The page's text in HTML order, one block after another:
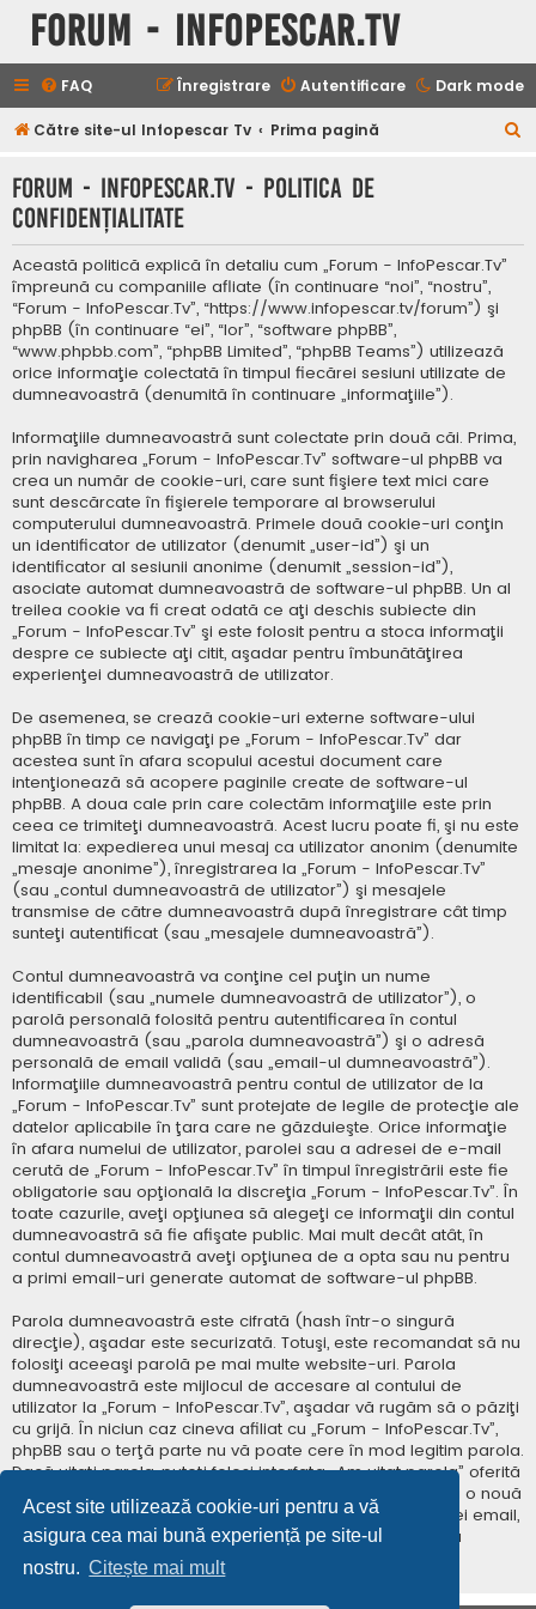
Acest site utilizează cookie-uri pentru a vă
asigura cea mai bună experiență pe site-ul
nostru. Citește mai mult
Forum - InfoPescar.Tv
Dark mode
FAQ Autentificare
Înregistrare
Către site-ul Infopescar Tv Prima pagină
Forum - InfoPescar.Tv - Politica de
confidenţialitate
Această politică explică în detaliu cum „Forum - InfoPescar.Tv”
împreună cu companiile afliate (în continuare “noi”, “nostru”,
“Forum - InfoPescar.Tv”, “https://www.infopescar.tv/forum”) şi
phpBB (în continuare “ei”, “lor”, “software phpBB”,
“www.phpbb.com”, “phpBB Limited”, “phpBB Teams”) utilizează
orice informaţie colectată în timpul fiecărei sesiuni utilizate de
dumneavoastră (denumită în continuare „informaţiile”).
Informaţiile dumneavoastră sunt colectate prin două căi. Prima,
prin navigharea „Forum - InfoPescar.Tv” software-ul phpBB va
crea un număr de cookie-uri, care sunt fişiere text mici care
sunt descărcate în fişierele temporare al browserului
computerului dumneavoastră. Primele două cookie-uri conţin
un identificator de utilizator (denumit „user-id”) şi un
identificator al sesiunii anonime (denumit „session-id”),
asociate automat dumneavoastră de software-ul phpBB. Un al
treilea cookie va fi creat odată ce aţi deschis subiecte din
„Forum - InfoPescar.Tv” şi este folosit pentru a stoca informaţii
despre ce subiecte aţi citit, aşadar pentru îmbunătăţirea
experienţei dumneavoastră de utilizator.
De asemenea, se crează cookie-uri externe software-ului
phpBB în timp ce navigaţi pe „Forum - InfoPescar.Tv” dar
acestea sunt în afara scopului acestui document care
intenţionează să acopere paginile create de software-ul
phpBB. A doua cale prin care colectăm informaţiile este prin
ceea ce trimiteţi dumneavoastră. Acest lucru poate fi, şi nu este
limitat la: expedierea unui mesaj ca utilizator anonim (denumite
„mesaje anonime”), înregistrarea la „Forum - InfoPescar.Tv”
(sau „contul dumneavoastră de utilizator”) şi mesajele
transmise de către dumneavoastră după înregistrare cât timp
sunteţi autentificat (sau „mesajele dumneavoastră”).
Contul dumneavoastră va conţine cel puţin un nume
identificabil (sau „numele dumneavoastră de utilizator”), o
parolă personală folosită pentru autentificarea în contul
dumneavoastră (sau „parola dumneavoastră”) şi o adresă
personală de email validă (sau „email-ul dumneavoastră”).
Informaţiile dumneavoastră pentru contul de utilizator de la
„Forum - InfoPescar.Tv” sunt protejate de legile de protecţie ale
datelor aplicabile în ţara care ne găzduieşte. Orice informaţie
în afara numelui de utilizator, parolei sau a adresei de e-mail
cerută de „Forum - InfoPescar.Tv” în timpul înregistrării este fie
obligatorie sau opţională la discreţia „Forum - InfoPescar.Tv”. În
toate cazurile, aveţi opţiunea să alegeţi ce informaţii din contul
dumneavoastră să fie afişate public. Mai mult decât atât, în
contul dumneavoastră aveţi opţiunea de a opta sau nu pentru
a primi email-uri generate automat de software-ul phpBB.
Parola dumneavoastră este cifrată (hash într-o singură
direcţie), aşadar este securizată. Totuşi, este recomandat să nu
folosiţi aceeaşi parolă pe mai multe website-uri. Parola
dumneavoastră este mijlocul de accesare al contului de
utilizator la „Forum - InfoPescar.Tv”, aşadar vă rugăm să o păziţi
cu grijă. În niciun caz cineva afiliat cu „Forum - InfoPescar.Tv”,
phpBB sau o terţă parte nu vă poate cere în mod legitim parola.
Dacă uitaţi parola, puteţi folosi interfaţa „Am uitat parola” oferită
de software-ul phpBB. Această procedură vă va genera o nouă
parolă prin transmiterea numelui de utilizator şi a adresei email,
apoi software-ul phpBB va genera o nouă parolă pentru
accesarea contului dumneavoastră.